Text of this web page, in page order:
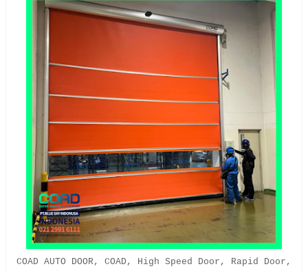
COAD AUTO DOOR, COAD, High Speed Door, Rapid Door,